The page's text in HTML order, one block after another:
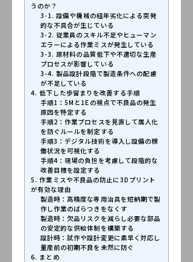
うのか？
3-1. 設備や機械の経年劣化による突発
的な不具合が生じている
3-2. 従業員のスキル不足やヒューマン
エラーによる作業ミスが発生している
3-3. 原材料の品質低下や不適切な生産
プロセスが影響している
3-4. 製品設計段階で製造条件への配慮
が不足している
4. 低下した歩留まりを改善する手順
手順1：5Mと1Eの視点で不良品の発生
原因を特定する
手順2：作業プロセスを見直して属人化
を防ぐルールを制定する
手順3：デジタル技術を導入し設備の稼
働状況を可視化する
手順4：現場の負担を考慮して段階的な
改善目標を設定する
5. 作業ミスや不良品の防止に3Dプリント
が有効な理由
製造時：高精度な専用治具を短納期で製
作し作業のばらつきをなくす
製造時：欠品リスクを減らし必要な部品
の安定的な供給体制を構築する
設計時：試作や設計変更に素早く対応し
量産前の初期不良を未然に防ぐ
6. まとめ